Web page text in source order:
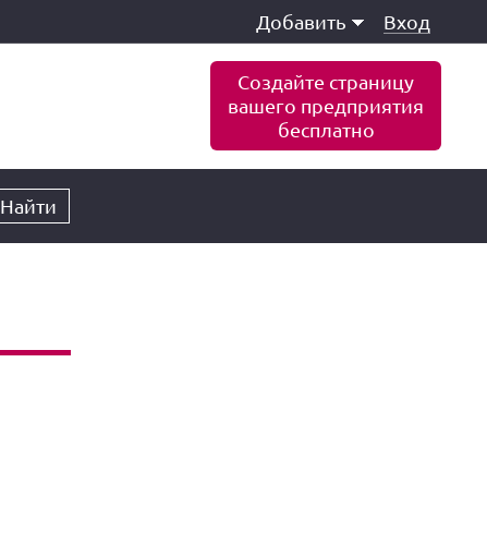
Добавить Вход
Создайте страницу
вашего предприятия
бесплатно
Найти